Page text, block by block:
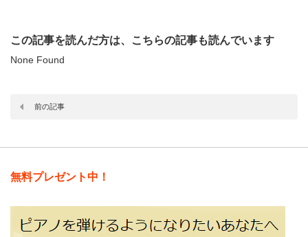
この記事を読んだ方は、こちらの記事も読んでいます
None Found
前の記事
無料プレゼント中！